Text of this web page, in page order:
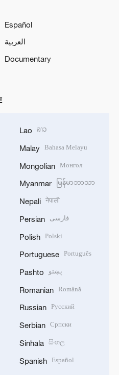
Español
العربية
Documentary
Lao ລາວ
Malay Bahasa Melayu
Mongolian Монгол
Myanmar မြန်မာဘာသာ
Nepali नेपाली
Persian فارسی
Polish Polski
Portuguese Português
Pashto پښتو
Romanian Română
Russian Русский
Serbian Српски
Sinhala සිංහල
Spanish Español